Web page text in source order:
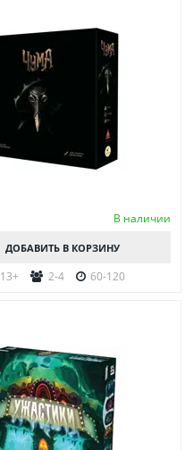
В наличии
ДОБАВИТЬ В КОРЗИНУ
13+ 2-4 60-120